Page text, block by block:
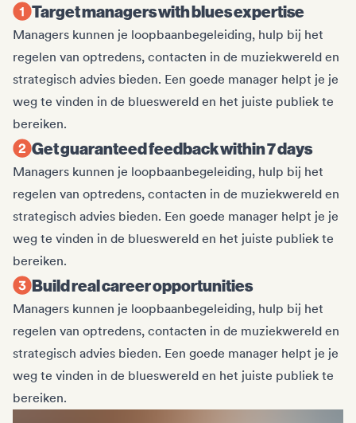
Target managers with blues expertise
Managers kunnen je loopbaanbegeleiding, hulp bij het
regelen van optredens, contacten in de muziekwereld en
strategisch advies bieden. Een goede manager helpt je je
weg te vinden in de blueswereld en het juiste publiek te
bereiken.
Get guaranteed feedback within 7 days
Managers kunnen je loopbaanbegeleiding, hulp bij het
regelen van optredens, contacten in de muziekwereld en
strategisch advies bieden. Een goede manager helpt je je
weg te vinden in de blueswereld en het juiste publiek te
bereiken.
Build real career opportunities
Managers kunnen je loopbaanbegeleiding, hulp bij het
regelen van optredens, contacten in de muziekwereld en
strategisch advies bieden. Een goede manager helpt je je
weg te vinden in de blueswereld en het juiste publiek te
bereiken.